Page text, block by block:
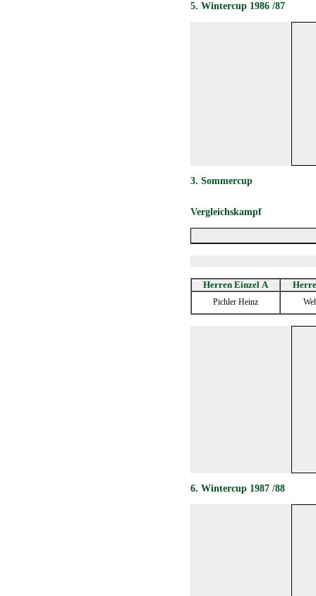
5. Wintercup 1986 /87
3. Sommercup
Vergleichskampf
Herren Einzel A
Pichler Heinz
6. Wintercup 1987 /88